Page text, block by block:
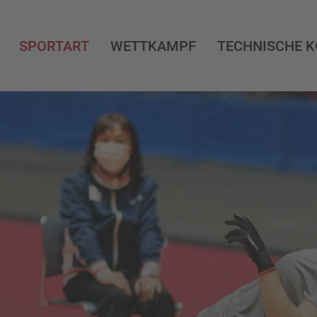
SPORTART WETTKAMPF TECHNISCHE